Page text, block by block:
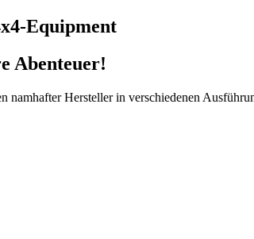
Equipment
Abenteuer!
namhafter Hersteller in verschiedenen